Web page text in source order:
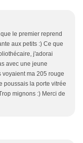
le premier reprend
aux petits :) Ce que
j'adorai
avec une jeune
ma 205 rouge
poussais la porte vitrée
mignons :) Merci de